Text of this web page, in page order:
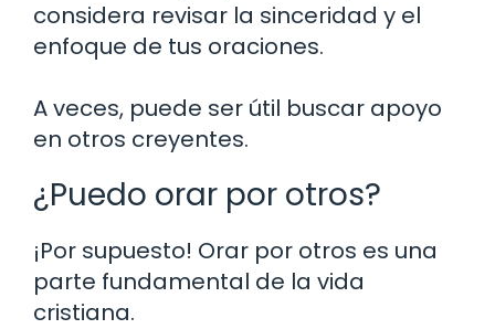
considera revisar la sinceridad y el
enfoque de tus oraciones.
A veces, puede ser útil buscar apoyo
en otros creyentes.
¿Puedo orar por otros?
¡Por supuesto! Orar por otros es una
parte fundamental de la vida
cristiana.